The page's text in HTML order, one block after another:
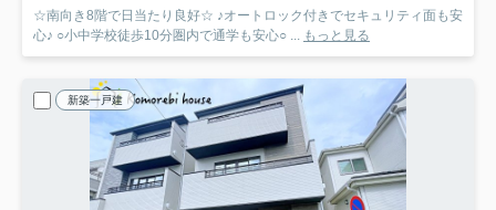
☆南向き8階で日当たり良好☆ ♪オートロック付きでセキュリティ面も安
心♪ ○小中学校徒歩10分圏内で通学も安心○ ... もっと見る
新築一戸建